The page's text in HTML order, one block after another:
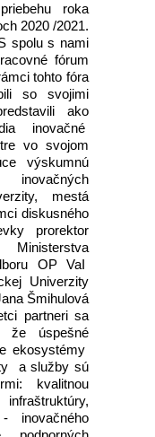
roka
2020 /2021.
spolu s nami
fórum
tohto fóra
so svojimi
ako
inovačné
vo svojom
výskumnú
inovačných
mestá
diskusného
prorektor
OP VaI
Univerzity
Šmihulová
partneri sa
že úspešné
ekosystémy
a služby sú
kvalitnou
inovačného